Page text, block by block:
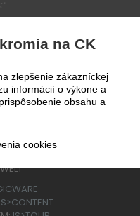
hod
888
IS>CONTENT
na CK
zlepšenie zákazníckej
informácií o výkone a
obsahu a
cookies